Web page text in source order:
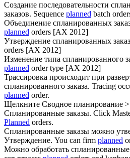
Создание последовательности
заказов. Sequence planned batch
Объединение спланированных
planned orders [AX 2012]
Утверждение спланированных
orders [AX 2012]
Изменение типа спланированного
planned order type [AX 2012]
Трассировка происходит при
спланированного заказа. Tracing
planned order.
Щелкните Сводное планирование
Спланированные заказы. Click
Planned orders.
Спланированные заказы можно
Утверждение. You can firm planned
Можно обработать спланированные